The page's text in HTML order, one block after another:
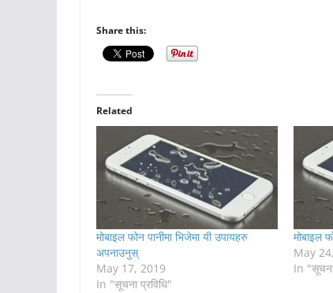
Share this:
Related
मोबाइल फोन पानीमा भिजेमा यी उपायहरु
अपनाउनुस्
May 17, 2019
In "सूचना प्रविधि"
मोबाइल
May
In